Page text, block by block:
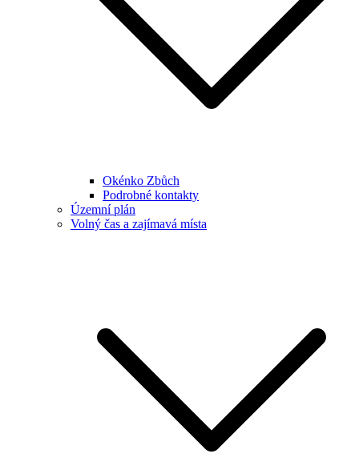
Okénko Zbůch
Podrobné kontakty
Územní plán
Volný čas a zajímavá místa